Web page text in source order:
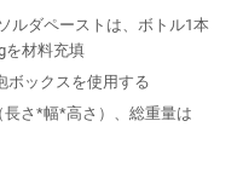
ルダペーストは、ボトル1本
を材料充填
ボックスを使用する
長さ*幅*高さ）、総重量は